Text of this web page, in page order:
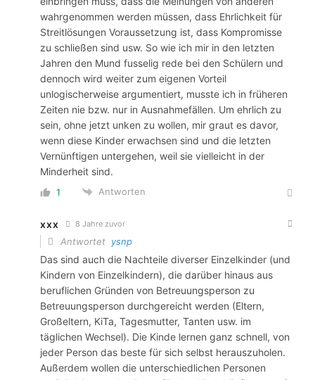
wahrgenommen werden müssen, dass Ehrlichkeit für
Streitlösungen Voraussetzung ist, dass Kompromisse
zu schließen sind usw. So wie ich mir in den letzten
Jahren den Mund fusselig rede bei den Schülern und
dennoch wird weiter zum eigenen Vorteil
unlogischerweise argumentiert, musste ich in früheren
Zeiten nie bzw. nur in Ausnahmefällen. Um ehrlich zu
sein, ohne jetzt unken zu wollen, mir graut es davor,
wenn diese Kinder erwachsen sind und die letzten
Vernünftigen untergehen, weil sie vielleicht in der
Minderheit sind.
1 Antworten
xxx 8 Jahre zuvor
Antwortet ysnp
Das sind auch die Nachteile diverser Einzelkinder (und
Kindern von Einzelkindern), die darüber hinaus aus
beruflichen Gründen von Betreuungsperson zu
Betreuungsperson durchgereicht werden (Eltern,
Großeltern, KiTa, Tagesmutter, Tanten usw. im
täglichen Wechsel). Die Kinde lernen ganz schnell, von
jeder Person das beste für sich selbst herauszuholen.
Außerdem wollen die unterschiedlichen Personen